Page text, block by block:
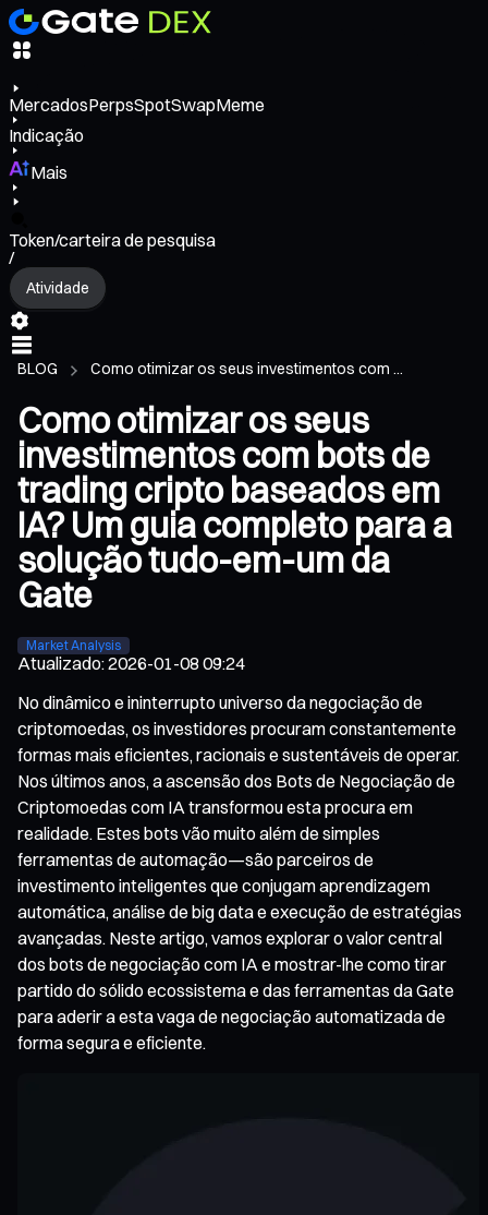
MercadosPerpsSpotSwapMeme
Indicação
Mais
Token/carteira de pesquisa
/
Atividade
BLOG Como otimizar os seus investimentos com ...
Como otimizar os seus
investimentos com bots de
trading cripto baseados em
IA? Um guia completo para a
solução tudo-em-um da
Gate
Market Analysis
Atualizado:2026-01-08 09:24
No dinâmico e ininterrupto universo da negociação de
criptomoedas, os investidores procuram constantemente
formas mais eficientes, racionais e sustentáveis de operar.
Nos últimos anos, a ascensão dos Bots de Negociação de
Criptomoedas com IA transformou esta procura em
realidade. Estes bots vão muito além de simples
ferramentas de automação—são parceiros de
investimento inteligentes que conjugam aprendizagem
automática, análise de big data e execução de estratégias
avançadas. Neste artigo, vamos explorar o valor central
dos bots de negociação com IA e mostrar-lhe como tirar
partido do sólido ecossistema e das ferramentas da Gate
para aderir a esta vaga de negociação automatizada de
forma segura e eficiente.